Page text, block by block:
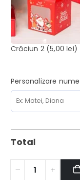
Crăciun 2(5,00 lei)
Personalizare nume
Total